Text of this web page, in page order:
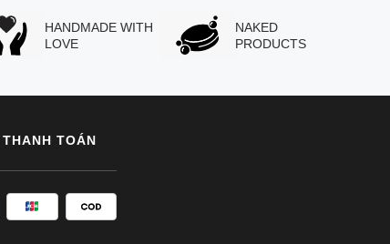
HANDMADE WITH
LOVE
NAKED
PRODUCTS
TOÁN